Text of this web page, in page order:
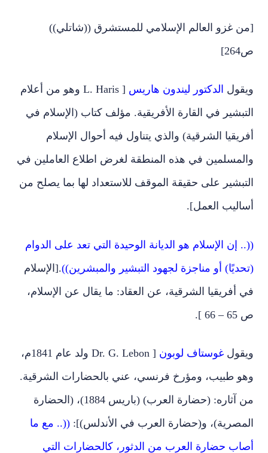
[من غزو العالم الإسلامي للمستشرق ((شاتلي))
ص264]
ويقول الدكتور ليندون هاريس
[ L. Haris وهو من أعلام
التبشير في القارة الأفريقية. مؤلف كتاب (الإسلام في
أفريقيا الشرقية) والذي يتناول فيه أحوال الإسلام
والمسلمين في هذه المنطقة لغرض اطلاع العاملين في
التبشير على حقيقة الموقف للاستعداد لها بما يصلح من
أساليب العمل].
((.. إن الإسلام هو الديانة الوحيدة التي تعد على الدوام
(تحديًا) أو مناجزة لجهود التبشير والمبشرين)).[الإسلام
في أفريقيا الشرقية، عن العقاد: ما يقال عن الإسلام،
ص 65 – 66 ].
ويقول غوستاف لوبون
[ Dr. G. Lebon ولد عام 1841م،
وهو طبيب، ومؤرخ فرنسي، عني بالحضارات الشرقية.
من آثاره: (حضارة العرب) (باريس 1884)، (الحضارة
المصرية)، و(حضارة العرب في الأندلس)]: ((.. مع ما
أصاب حضارة العرب من الدثور، كالحضارات التي